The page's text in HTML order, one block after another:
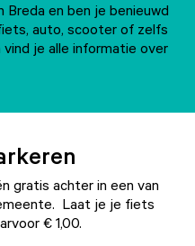
Breda en ben je benieuwd
auto, scooter of zelfs
je alle informatie over
gratis achter in een van
Laat je je fiets
€ 1,00.